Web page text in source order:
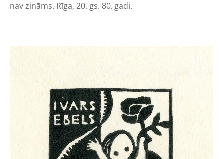
nav zināms. Rīga, 20. gs. 80. gadi.